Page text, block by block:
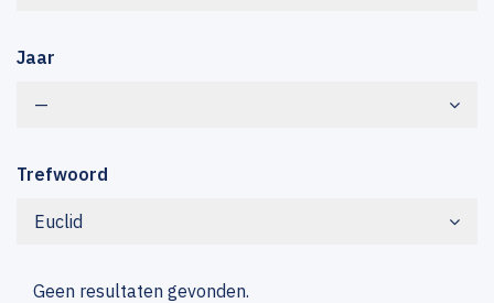
Jaar
—
Trefwoord
Euclid
Geen resultaten gevonden.